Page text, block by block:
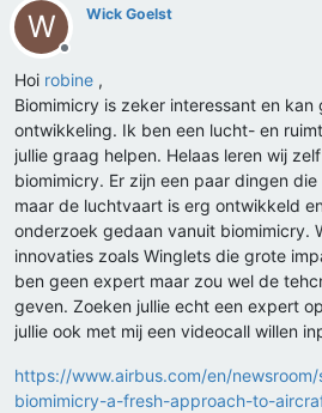
W
Offline
Wick Goelst
Hoi robine ,
Biomimicry is zeker interessant en
ontwikkeling. Ik ben een lucht- en
jullie graag helpen. Helaas leren wij
biomimicry. Er zijn een paar dingen
maar de luchtvaart is erg ontwikkeld
onderzoek gedaan vanuit biomimicry.
innovaties zoals Winglets die grote
ben geen expert maar zou wel de
geven. Zoeken jullie echt een expert
jullie ook met mij een videocall willen
https://www.airbus.com/en/
biomimicry-a-fresh-approach-to-